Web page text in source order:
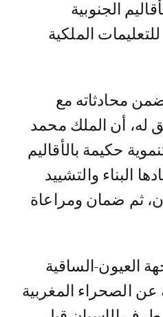
الجنوبية
الملكية
محادثاته مع
له، أن الملك محمد
حكيمة بالأقاليم
البناء والتشييد
ثم ضمان ومراعاة
العيون-الساقية
عن الصحراء المغربية